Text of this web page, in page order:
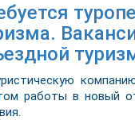
работы в новый